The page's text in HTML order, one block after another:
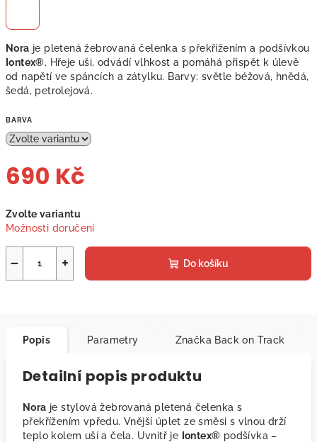
Nora je pletená žebrovaná čelenka s překřížením a podšívkou
Iontex®. Hřeje uši, odvádí vlhkost a pomáhá přispět k úlevě
od napětí ve spáncích a zátylku. Barvy: světle béžová, hnědá,
šedá, petrolejová.
BARVA
690 Kč
cena:
Zvolte variantu
Možnosti doručení
+
− Do košíku
Popis Parametry Značka Back on Track
Detailní popis produktu
Nora je stylová žebrovaná pletená čelenka s
překřížením vpředu. Vnější úplet ze směsi s vlnou drží
teplo kolem uší a čela. Uvnitř je Iontex® podšívka –